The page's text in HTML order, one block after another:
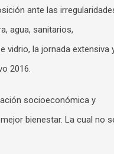
ante las
agua, sanitarios,
vidrio, la jornada extensiva
2016.
socioeconómica y
bienestar. La cual no